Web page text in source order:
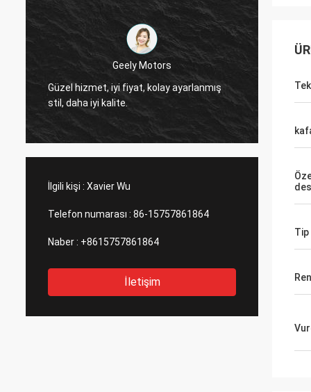
Thinh-Vietnam
Merhaba, johnson, lütfen 12000 metre
2808 yağsız tüp, fildişi rengini ayarlayın.
Evet,
İlgili kişi : Xavier Wu
Telefon numarası : 86-15757861864
Naber : +8615757861864
İletişim
Tip